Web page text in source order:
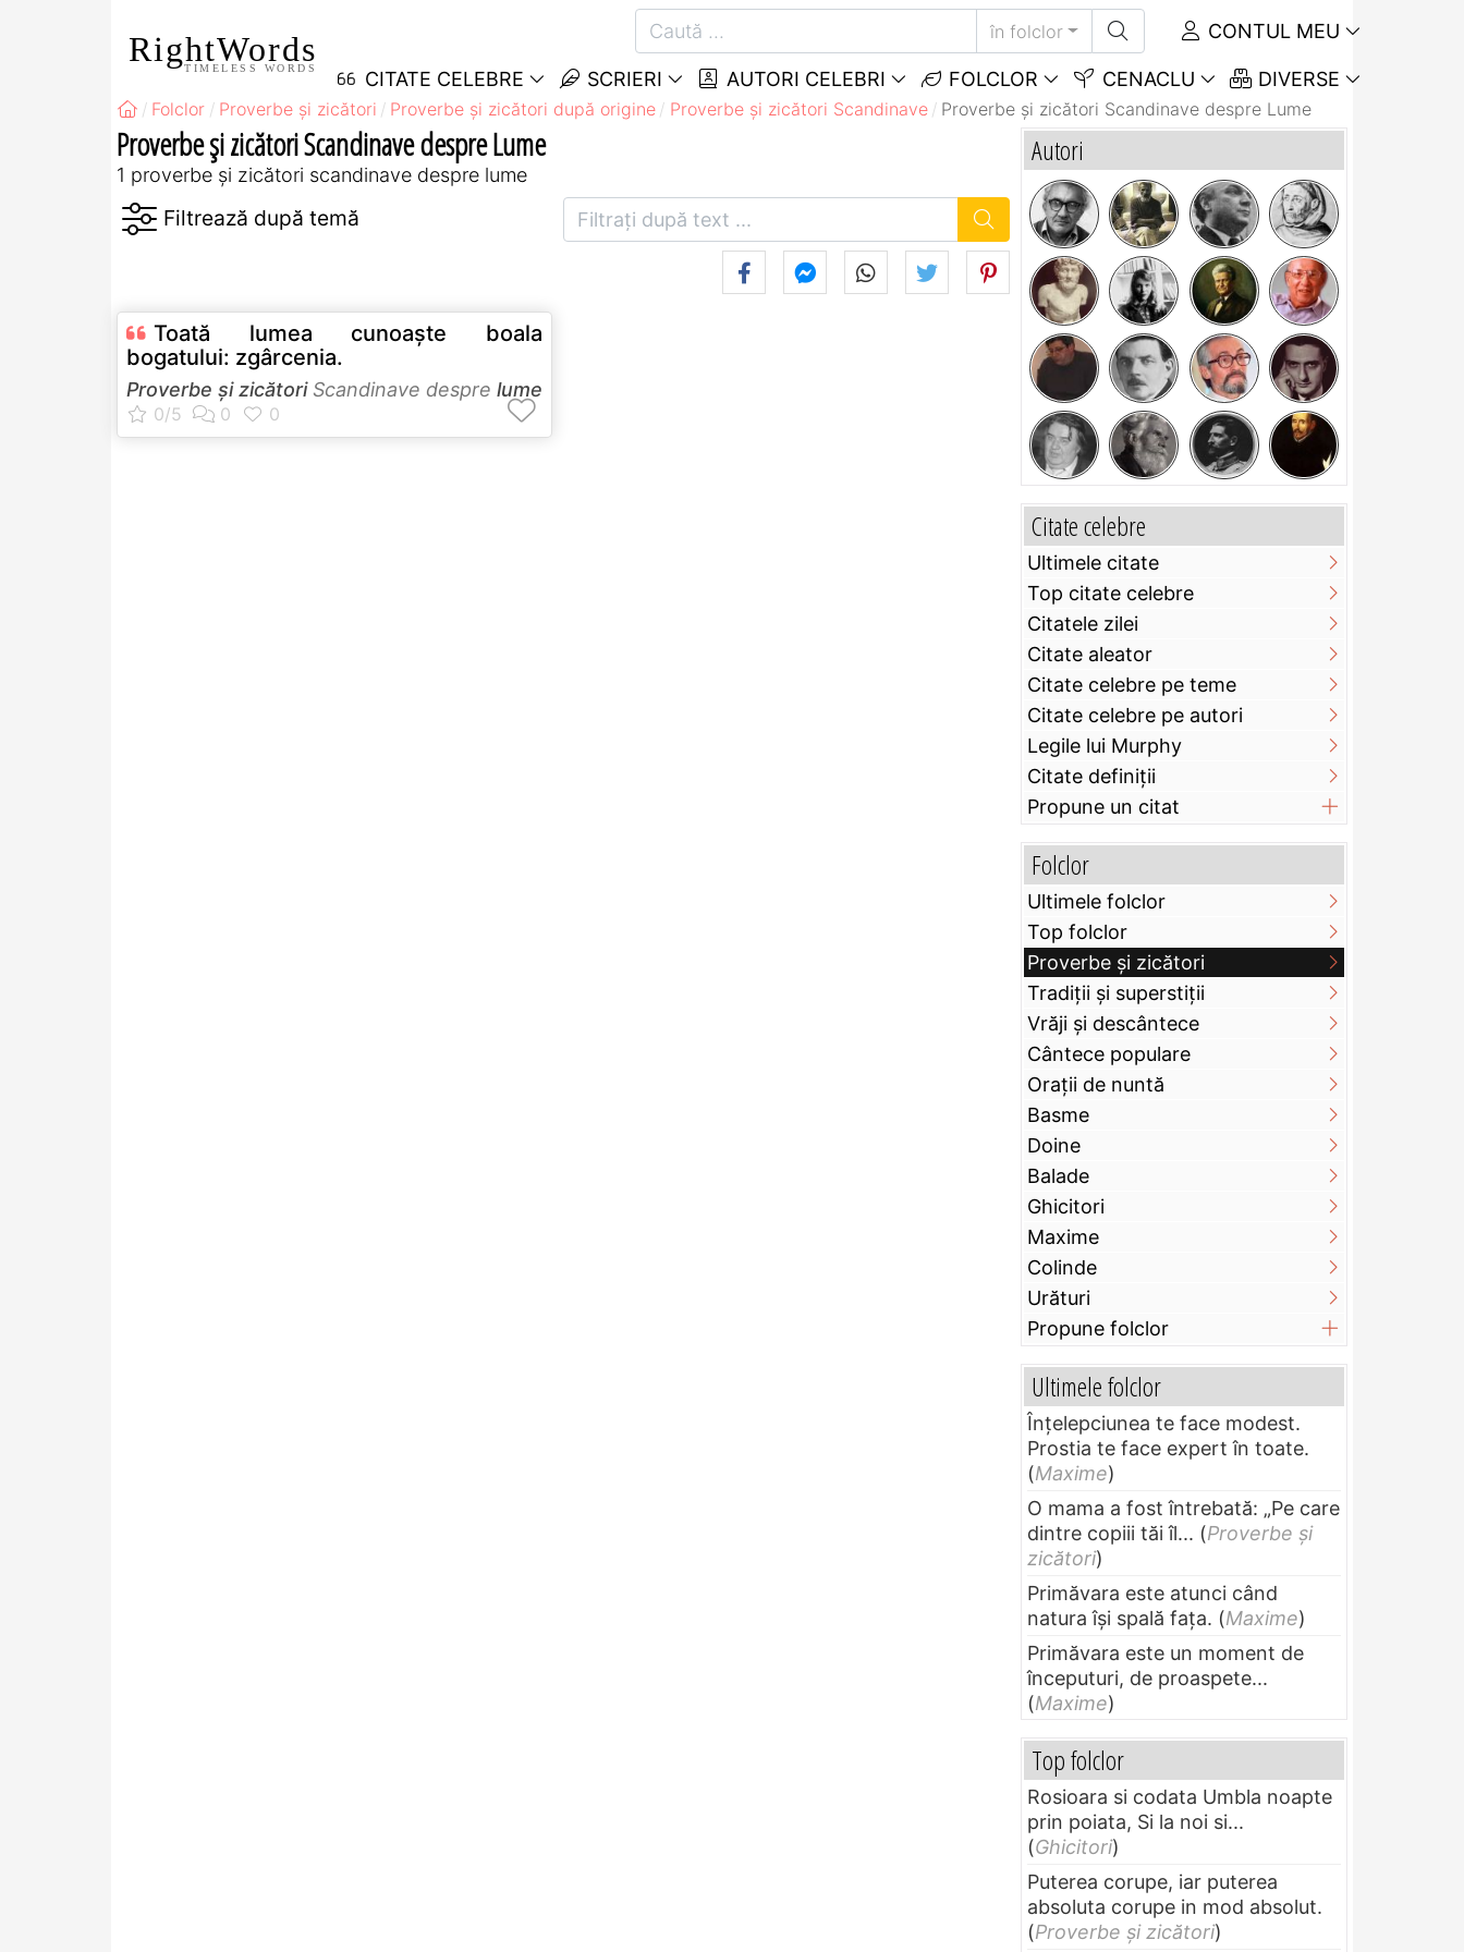
RightWords
TIMELESS WORDS
în folclor CONTUL MEU
CITATE CELEBRE SCRIERI AUTORI CELEBRI FOLCLOR CENACLU DIVERSE
Folclor Proverbe și zicători Proverbe și zicători după origine Proverbe și zicători Scandinave Proverbe și zicători Scandinave despre Lume
Proverbe și zicători Scandinave despre Lume
1 proverbe și zicători scandinave despre lume
Toată lumea cunoaşte boala
bogatului: zgârcenia.
Proverbe și zicătoriScandinave despre lume
Autori
Citate celebre
Ultimele citate
Top citate celebre
Citatele zilei
Citate aleator
Citate celebre pe teme
Citate celebre pe autori
Legile lui Murphy
Citate definiţii
Propune un citat
Folclor
Ultimele folclor
Top folclor
Proverbe și zicători
Tradiții și superstiții
Vrăji și descântece
Cântece populare
Orații de nuntă
Basme
Doine
Balade
Ghicitori
Maxime
Colinde
Urături
Propune folclor
Ultimele folclor
Înțelepciunea te face modest.
Prostia te face expert în toate.
(Maxime)
O mama a fost întrebată: „Pe care
dintre copiii tăi îl... (Proverbe și
zicători)
Primăvara este atunci când
natura își spală fața. (Maxime)
Primăvara este un moment de
începuturi, de proaspete...
(Maxime)
Top folclor
Rosioara si codata Umbla noapte
prin poiata, Si la noi si...
(Ghicitori)
Puterea corupe, iar puterea
absoluta corupe in mod absolut.
(Proverbe și zicători)